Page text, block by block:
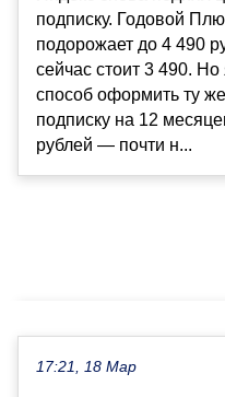
подписку. Годовой
подорожает до 4 490
сейчас стоит 3 490.
способ оформить ту
подписку на 12
рублей — почти н...
17:21, 18 Мар